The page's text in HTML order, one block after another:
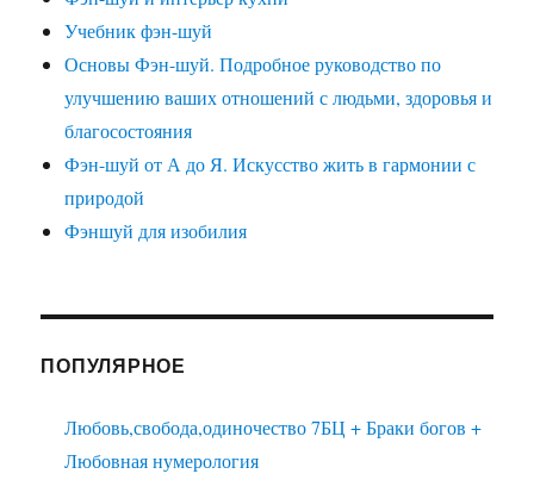
Учебник фэн-шуй
Основы Фэн-шуй. Подробное руководство по
улучшению ваших отношений с людьми, здоровья и
благосостояния
Фэн-шуй от А до Я. Искусство жить в гармонии с
природой
Фэншуй для изобилия
ПОПУЛЯРНОЕ
Любовь,свобода,одиночество 7БЦ + Браки богов +
Любовная нумерология